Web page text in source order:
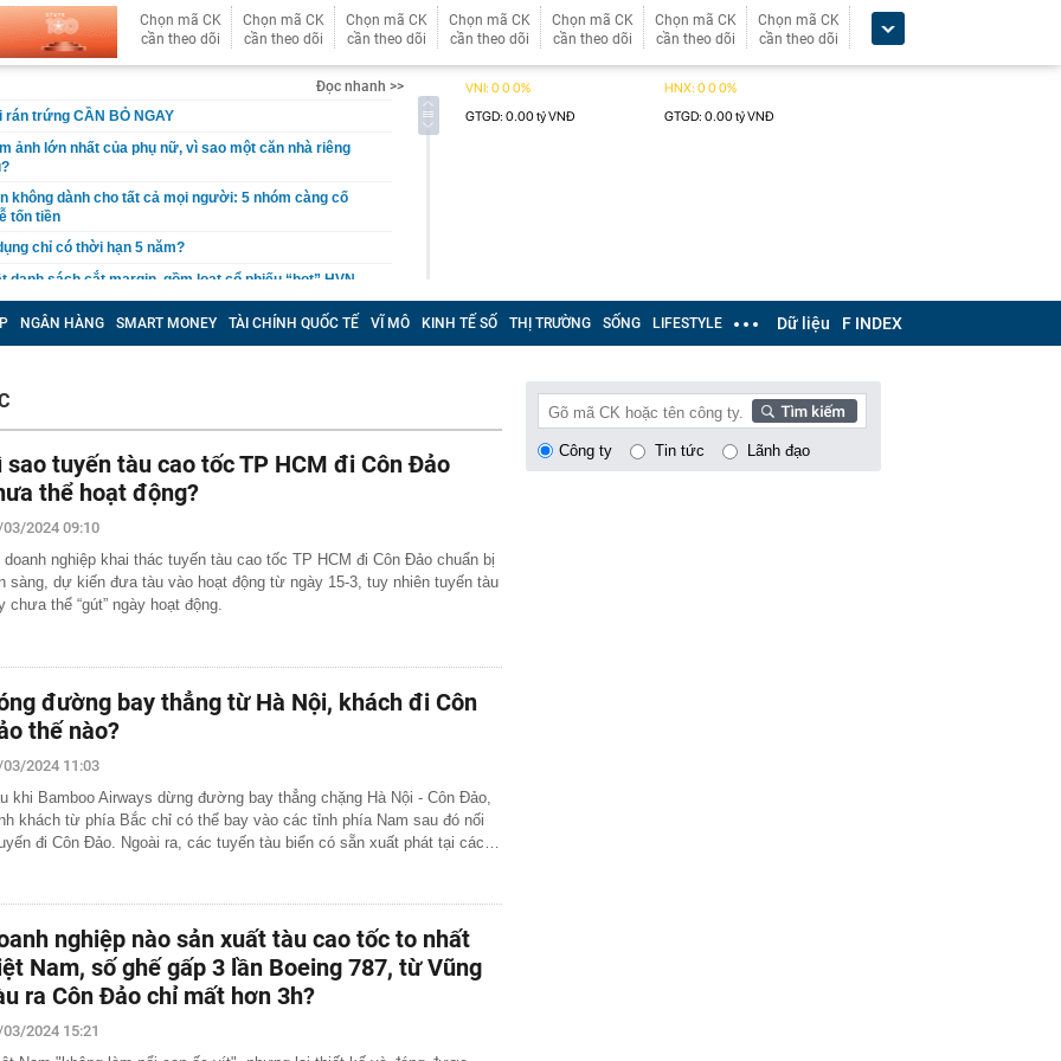
Chọn mã CK
cần theo dõi
Chọn mã CK
cần theo dõi
Chọn mã CK
cần theo dõi
Chọn mã CK
cần theo dõi
Chọn mã CK
cần theo dõi
Chọn mã CK
cần theo dõi
Chọn mã CK
cần theo dõi
Đọc nhanh >>
rán trứng CẦN BỎ NGAY
ảnh lớn nhất của phụ nữ, vì sao một căn nhà riêng
không dành cho tất cả mọi người: 5 nhóm càng cố
tốn tiền
chỉ có thời hạn 5 năm?
danh sách cắt margin, gồm loạt cổ phiếu “hot” HVN,
trở lại, khối ngoại tung 2.200 tỷ đồng mua ròng cổ
chỉ trong 5 phiên
trọng đang trở lại trên thị trường chứng khoán
50 tuổi ăn cà tím mỗi ngày để chữa tiểu đường, 3 tháng
"Ông ăn gì thế?"
bán biệt thự 9 phòng ngủ ở TP.HCM giá gốc 600 tỷ, giảm
bố phim Tết 2027, nghe tên ai cũng quả quyết “chắc
giấu kín suốt 15 năm trên iPhone
nhiều gia đình không còn phơi quần áo ở ban công?
thuộc có khả năng tích tụ kim loại nặng, người Việt
gốc trước khi sử dụng
Lịch đi học trở lại của học sinh 34 tỉnh, thành phố sau kỳ
hầu như món nào cũng có hành lá?
quà, 5 câu nói này đủ sức khiến mối quan hệ phụ
gắn bó khăng khít, con trẻ được hưởng lợi!
Crimea, phá hủy hệ thống phòng không 15 triệu USD
đốc Nhà hát Chèo Quân đội mua ô tô tặng sinh nhật
12 tuổi
"dính" gần 100 lần phạt nguội do chạy quá tốc độ quy
7/2026 vi phạm 21 lần
NGÂN HÀNG SMART MONEY TÀI CHÍNH QUỐC TẾ VĨ MÔ KINH TẾ SỐ THỊ TRƯỜNG SỐNG LIFESTYLE Dữ liệu F INDEX
sao tuyến tàu cao tốc TP HCM đi Côn Đảo
thể hoạt động?
2024 09:10
doanh nghiệp khai thác tuyến tàu cao tốc TP HCM đi Côn Đảo chuẩn bị
sàng, dự kiến đưa tàu vào hoạt động từ ngày 15-3, tuy nhiên tuyến tàu
chưa thể “gút” ngày hoạt động.
đường bay thẳng từ Hà Nội, khách đi Côn
thế nào?
2024 11:03
khi Bamboo Airways dừng đường bay thẳng chặng Hà Nội - Côn Đảo,
khách từ phía Bắc chỉ có thể bay vào các tỉnh phía Nam sau đó nối
đi Côn Đảo. Ngoài ra, các tuyến tàu biển có sẵn xuất phát tại các…
nghiệp nào sản xuất tàu cao tốc to nhất
Nam, số ghế gấp 3 lần Boeing 787, từ Vũng
ra Côn Đảo chỉ mất hơn 3h?
2024 15:21
Công ty Tin tức Lãnh đạo